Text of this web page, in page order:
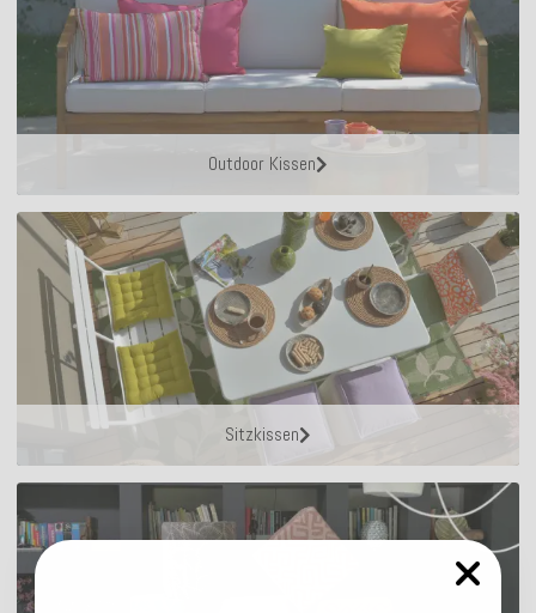
Outdoor Kissen
Sitzkissen